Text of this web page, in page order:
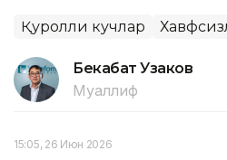
Қуролли кучлар
Бекабат Узаков
Муаллиф
15:05, 26 Июн 2026